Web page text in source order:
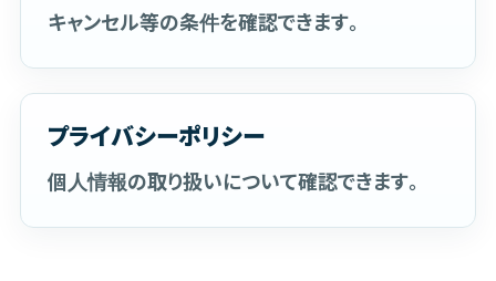
キャンセル等の条件を確認できます。
プライバシーポリシー
個人情報の取り扱いについて確認できます。